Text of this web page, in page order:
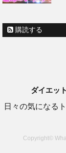
購読する
ダイエッ
日々の気になる
Copyright©